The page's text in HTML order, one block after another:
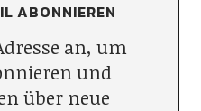
ABONNIEREN
an, um
und
über neue